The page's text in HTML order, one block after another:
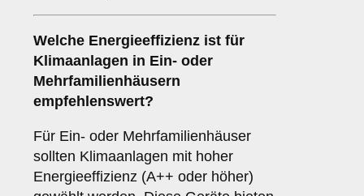
Welche Energieeffizienz ist für
Klimaanlagen in Ein- oder
Mehrfamilienhäusern
empfehlenswert?
Für Ein- oder Mehrfamilienhäuser
sollten Klimaanlagen mit hoher
Energieeffizienz (A++ oder höher)